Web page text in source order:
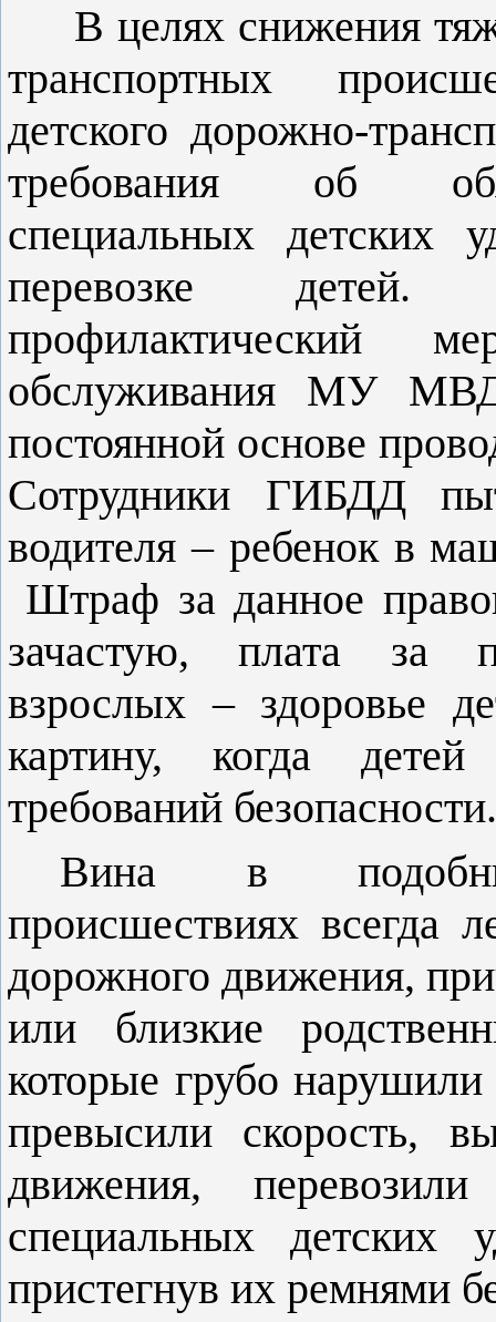
В целях снижения
транспортных
детского дорожно-
требования об
специальных детских
перевозке
профилактический
обслуживания МУ МВД
постоянной основе
Сотрудники ГИБДД
водителя – ребенок в
Штраф за данное
зачастую, плата за
взрослых – здоровье
картину, когда
требований безопасности.
Вина в
происшествиях всегда
дорожного движения,
или близкие
которые грубо
превысили скорость,
движения,
специальных детских
пристегнув их ремнями